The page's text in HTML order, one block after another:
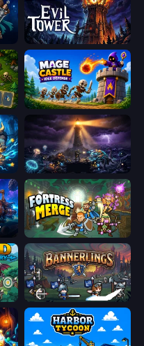
Evil Tower
Mage Castle Idle Defense
The Last Lighthouse
Fortress Merge
Bannerlings